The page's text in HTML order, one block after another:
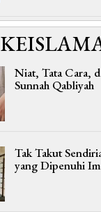
Niat, Tata Cara,
Sunnah Qabliyah
Tak Takut
yang Dipenuhi